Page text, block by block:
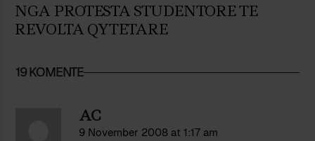
NGA PROTESTA STUDENTORE TE
REVOLTA QYTETARE
19 KOMENTE
AC
9 November 2008 at 1:17 am